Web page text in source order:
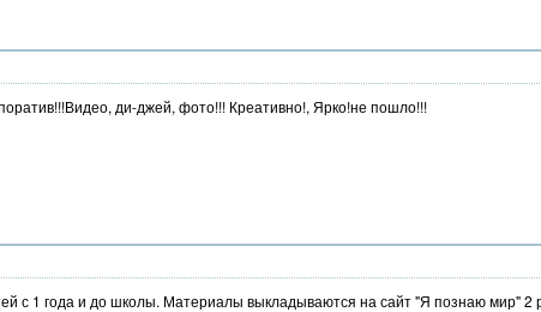
ди-джей, фото!!! Креативно!, Ярко!не пошло!!!
с 1 года и до школы. Материалы выкладываются на сайт "Я познаю мир" 2